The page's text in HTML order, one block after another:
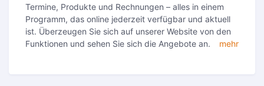
Termine, Produkte und Rechnungen – alles in einem
Programm, das online jederzeit verfügbar und aktuell
ist. Überzeugen Sie sich auf unserer Website von den
Funktionen und sehen Sie sich die Angebote an.
mehr